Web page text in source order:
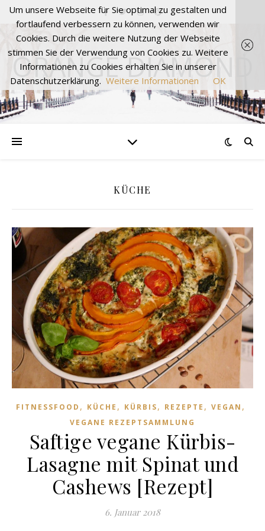
ORANGE DIAMOND
KÜCHE
FITNESSFOOD , KÜCHE , KÜRBIS, REZEPTE , VEGAN ,
VEGANE REZEPTSAMMLUNG
Saftige vegane Kürbis-
Lasagne mit Spinat und
Cashews [Rezept]
6. Januar 2018
Um unsere Webseite für Sie optimal zu gestalten und
fortlaufend verbessern zu können, verwenden wir
Cookies. Durch die weitere Nutzung der Webseite
stimmen Sie der Verwendung von Cookies zu. Weitere
Informationen zu Cookies erhalten Sie in unserer
Datenschutzerklärung. Weitere Informationen OK